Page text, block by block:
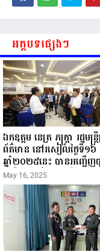
អត្ថបទផ្សេងៗ
ឯកឧត្តម នេត្រ ភក្ត្រា រដ្ឋមន្
ព័ត៌មាន នៅរសៀលថ្ងៃទី១៦
ឆ្នាំ២០២៥នេះ បានអញ្ជើញចុ
ជំរឿនថ្នាក់ដឹកនាំមន្ត្រីរាជកា
ក្រសួងព័ត៌មាន...
May 16, 2025